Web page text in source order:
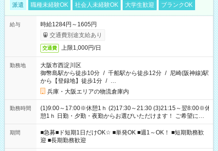
派遣 職種未経験OK 社会人未経験OK 大学生歓迎 ブランクOK
給与
時給1284円～1605円
交通費別途支給あり
交通費 上限1,000円/日
勤務地
大阪市西淀川区
御幣島駅から徒歩10分 / 千船駅から徒歩12分 / 尼崎(阪神線)駅
から【登録地】徒歩1分 / …
兵庫・大阪エリアの物流倉庫内
勤務時間
(1)9:00～17:00※休憩1ｈ (2)17:30～21:30 (3)21:15～翌8:00※休
憩1ｈ 日勤・夕勤・夜勤からお選びいただけます！ ご希望に合
わせて働けるお仕事です(*^^*) 【その他選べる勤務時間】 8-17
時/9-17時/9-18時/10-18時/11-21時/18-22時/20-翌4時/21-翌5
時/22-翌6時/0-翌8時 ご自身のご都合で選んで頂ける完全自由シ
フト！
期間
■急募■ド短期1日だけOK☆ ■単発OK ■週1～OK！ ■短期勤務歓
迎 ■長期勤務歓迎